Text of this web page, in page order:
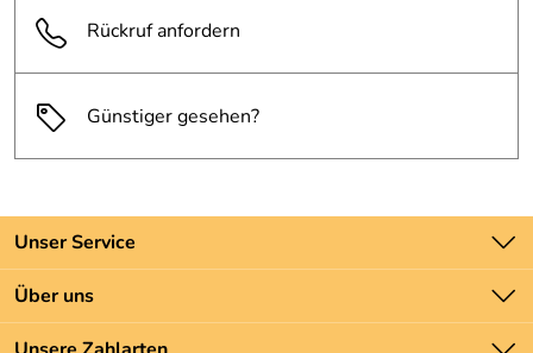
Rückruf anfordern
Günstiger gesehen?
Unser Service
Kontakt
Batteriegesetz
Über uns
Unsere Bestseller